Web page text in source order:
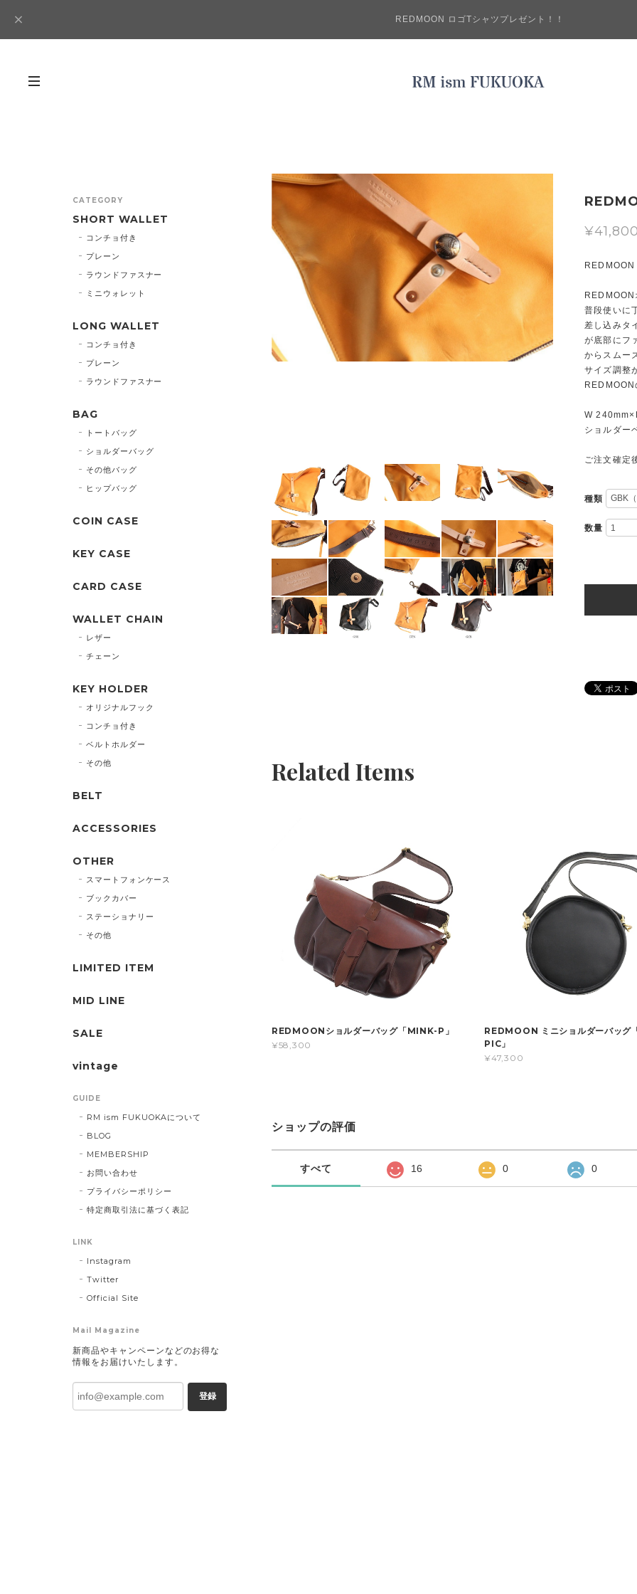
REDMOON ロゴTシャツプレゼント！！
普段使いに
差し込みタ
が底部にフ
からスムー
サイズ調整
W
ショルダー
ご注文確定
種類
数量
Related Items
REDMOONショルダーバッグ「MINK-P」
¥58,300
REDMOON ミニショルダーバッグ
PIC」
¥47,300
ショップの評価
すべて 16 0 0
CATEGORY
SHORT WALLET
コンチョ付き
プレーン
ラウンドファスナー
ミニウォレット
LONG WALLET
コンチョ付き
プレーン
ラウンドファスナー
BAG
トートバッグ
ショルダーバッグ
その他バッグ
ヒップバッグ
COIN CASE
KEY CASE
CARD CASE
WALLET CHAIN
レザー
チェーン
KEY HOLDER
オリジナルフック
コンチョ付き
ベルトホルダー
その他
BELT
ACCESSORIES
OTHER
スマートフォンケース
ブックカバー
ステーショナリー
その他
LIMITED ITEM
MID LINE
SALE
vintage
GUIDE
RM ism FUKUOKAについて
BLOG
MEMBERSHIP
お問い合わせ
プライバシーポリシー
特定商取引法に基づく表記
LINK
Instagram
Twitter
Official Site
Mail Magazine
新商品やキャンペーンなどのお得な
情報をお届けいたします。
登録